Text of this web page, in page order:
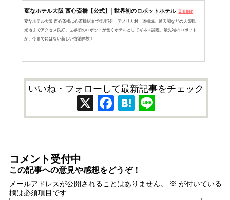
変なホテル大阪 西心斎橋【公式】│世界初のロボットホテル 1 user
変なホテル大阪 西心斎橋は心斎橋駅まで徒歩7分、アメリカ村、道頓堀、通天閣などの人気観
光地までアクセス良好。世界初のロボットが働くホテルとしてギネス認定。最先端のロボット
が、今までにはない新しい宿泊体験！
いいね・フォローして最新記事をチェック
X Facebook
Hatena
コメント受付中
この記事への意見や感想をどうぞ！
メールアドレスが公開されることはありません。 ※ が付いている
欄は必須項目です